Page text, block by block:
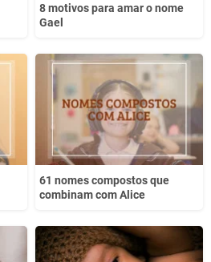
8 motivos para amar o nome
Gael
61 nomes compostos que
combinam com Alice